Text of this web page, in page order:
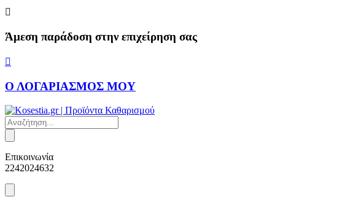
Skip
content
Άμεση παράδοση στην επιχείρηση σας
Ο ΛΟΓΑΡΙΑΣΜΟΣ ΜΟΥ
Products
search
Επικοινωνία
2242024632